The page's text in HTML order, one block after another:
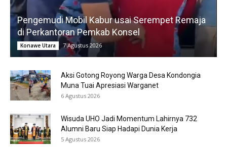
Pengemudi Mobil Kabur usai Serempet Remaja
di Perkantoran Pemkab Konsel
Konawe Utara 7 Agustus 2026
Aksi Gotong Royong Warga Desa Kondongia
Muna Tuai Apresiasi Warganet
6 Agustus 2026
Wisuda UHO Jadi Momentum Lahirnya 732
Alumni Baru Siap Hadapi Dunia Kerja
5 Agustus 2026